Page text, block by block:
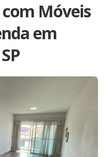
Móveis
em